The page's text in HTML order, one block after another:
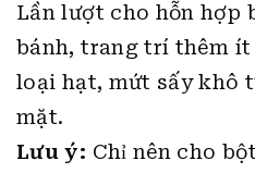
Lần lượt cho hỗn hợp
bánh, trang trí thêm ít
loại hạt, mứt sấy khô
mặt.
Lưu ý: Chỉ nên cho